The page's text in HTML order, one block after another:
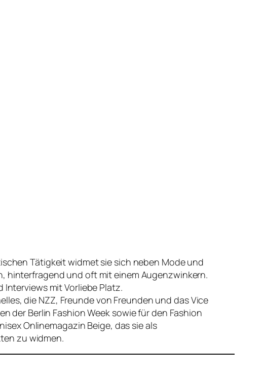
Tätigkeit widmet sie sich neben Mode und
hinterfragend und oft mit einem Augenzwinkern.
mit Vorliebe Platz.
die NZZ, Freunde von Freunden und das Vice
der Berlin Fashion Week sowie für den Fashion
Onlinemagazin Beige, das sie als
zu widmen.